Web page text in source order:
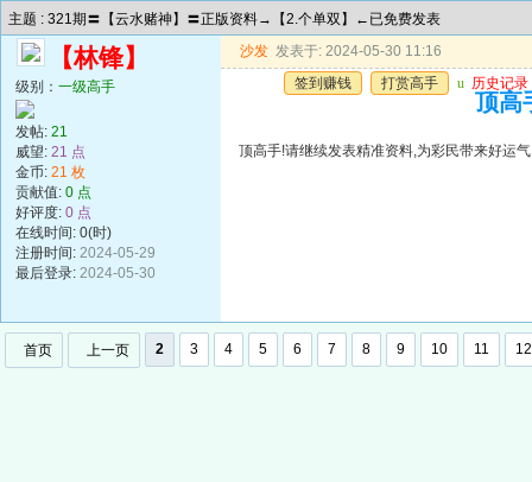
主题 : 321期〓【云水赌神】〓正版资料→【2.个单双】←已免费发表
【林锋】
级别： 一级高手
发帖: 21
威望: 21 点
金币: 21 枚
贡献值: 0 点
好评度: 0 点
在线时间: 0(时)
注册时间: 2024-05-29
最后登录: 2024-05-30
沙发 发表于: 2024-05-30 11:16
签到赚钱
打赏高手 u 历史记录
顶高
顶高手!请继续发表精准资料,为彩民带来好运气
首页 上一页 2 3 4 5 6 7 8 9 10 11 12